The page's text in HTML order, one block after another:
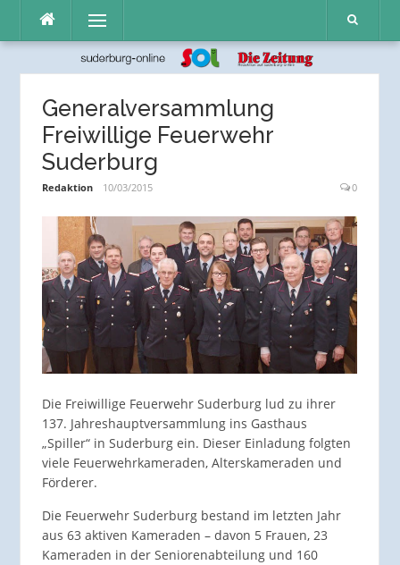
Inhalt
Menü
Generalversammlung
Freiwillige Feuerwehr
Suderburg
Redaktion 10/03/2015 0
Die Freiwillige Feuerwehr Suderburg lud zu ihrer
137. Jahreshauptversammlung ins Gasthaus
„Spiller“ in Suderburg ein. Dieser Einladung folgten
viele Feuerwehrkameraden, Alterskameraden und
Förderer.
Die Feuerwehr Suderburg bestand im letzten Jahr
aus 63 aktiven Kameraden – davon 5 Frauen, 23
Kameraden in der Seniorenabteilung und 160